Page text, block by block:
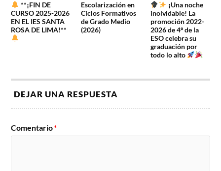
**¡FIN DE
CURSO 2025-2026
EN EL IES SANTA
ROSA DE LIMA!**
Escolarización en
Ciclos Formativos
de Grado Medio
(2026)
¡Una noche
inolvidable! La
promoción 2022-
2026 de 4º de la
ESO celebra su
graduación por
todo lo alto
DEJAR UNA RESPUESTA
Comentario*